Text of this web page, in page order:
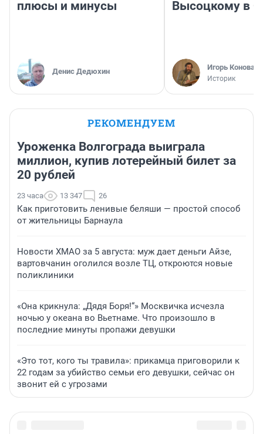
плюсы и минусы
Денис Дедюхин
Высоцкому в
Игорь
Историк
РЕКОМЕНДУЕМ
Уроженка Волгограда выиграла
миллион, купив лотерейный билет за
20 рублей
23 часа 13 347 26
Как приготовить ленивые беляши — простой способ
от жительницы Барнаула
Новости ХМАО за 5 августа: муж дает деньги Айзе,
вартовчанин оголился возле ТЦ, откроются новые
поликлиники
«Она крикнула: „Дядя Боря!“» Москвичка исчезла
ночью у океана во Вьетнаме. Что произошло в
последние минуты пропажи девушки
«Это тот, кого ты травила»: прикамца приговорили к
22 годам за убийство семьи его девушки, сейчас он
звонит ей с угрозами